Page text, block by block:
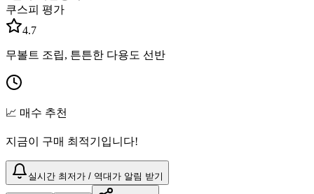
쿠스피 평가
4.7
무볼트 조립, 튼튼한 다용도 선반
📈 매수 추천
지금이 구매 최적기입니다!
실시간 최저가 / 역대가 알림 받기